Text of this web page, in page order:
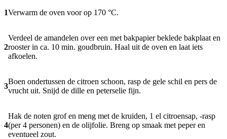
1Verwarm de oven voor op 170 °C.
2
Verdeel de amandelen over een met bakpapier beklede bakplaat en
rooster in ca. 10 min. goudbruin. Haal uit de oven en laat iets
afkoelen.
3
Boen ondertussen de citroen schoon, rasp de gele schil en pers de
vrucht uit. Snijd de dille en peterselie fijn.
4
Hak de noten grof en meng met de kruiden, 1 el citroensap, -rasp
(per 4 personen) en de olijfolie. Breng op smaak met peper en
eventueel zout.